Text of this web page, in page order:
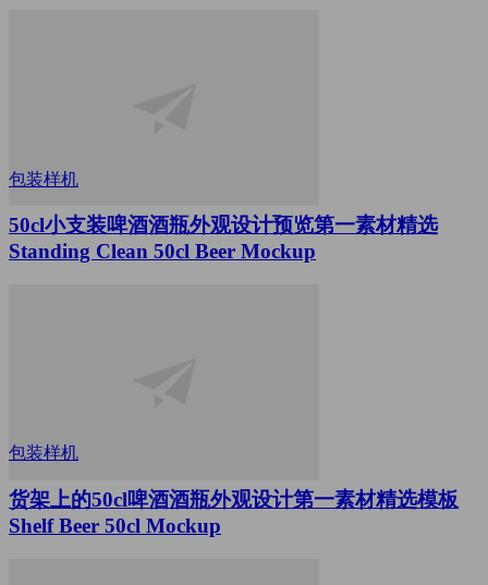
包装样机
50cl小支装啤酒酒瓶外观设计预览第一素材精选
Standing Clean 50cl Beer Mockup
包装样机
货架上的50cl啤酒酒瓶外观设计第一素材精选模板
Shelf Beer 50cl Mockup